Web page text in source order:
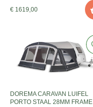
€ 1619,00
DOREMA CARAVAN LUIFEL
PORTO STAAL 28MM FRAME